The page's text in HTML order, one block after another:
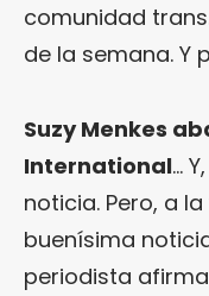
comunidad
de la semana. Y
Suzy Menkes
International…
noticia. Pero, a
buenísima
periodista